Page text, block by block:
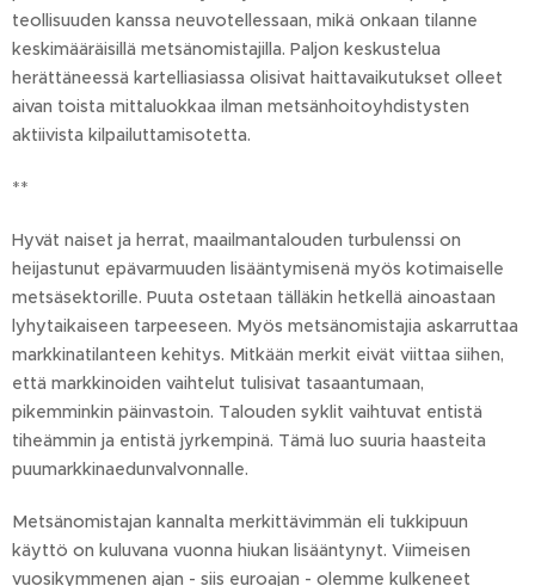
teollisuuden kanssa neuvotellessaan, mikä onkaan tilanne
keskimääräisillä metsänomistajilla. Paljon keskustelua
herättäneessä kartelliasiassa olisivat haittavaikutukset olleet
aivan toista mittaluokkaa ilman metsänhoitoyhdistysten
aktiivista kilpailuttamisotetta.
**
Hyvät naiset ja herrat, maailmantalouden turbulenssi on
heijastunut epävarmuuden lisääntymisenä myös kotimaiselle
metsäsektorille. Puuta ostetaan tälläkin hetkellä ainoastaan
lyhytaikaiseen tarpeeseen. Myös metsänomistajia askarruttaa
markkinatilanteen kehitys. Mitkään merkit eivät viittaa siihen,
että markkinoiden vaihtelut tulisivat tasaantumaan,
pikemminkin päinvastoin. Talouden syklit vaihtuvat entistä
tiheämmin ja entistä jyrkempinä. Tämä luo suuria haasteita
puumarkkinaedunvalvonnalle.
Metsänomistajan kannalta merkittävimmän eli tukkipuun
käyttö on kuluvana vuonna hiukan lisääntynyt. Viimeisen
vuosikymmenen ajan - siis euroajan - olemme kulkeneet